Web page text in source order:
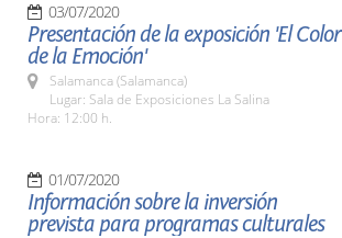
03/07/2020
Presentación de la exposición 'El Color
de la Emoción'
Salamanca (Salamanca)
Lugar: Sala de Exposiciones La Salina
Hora: 12:00 h.
01/07/2020
Información sobre la inversión
prevista para programas culturales